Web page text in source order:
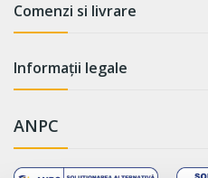
Comenzi si livrare
Informații legale
ANPC